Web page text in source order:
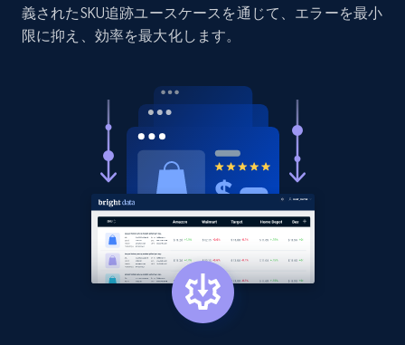
1.9K+ 323+
Etsy - Collect data on products using
specified keywords
URL, Product id, Listing inventory id, Title, Rating,
Reviews count shop, Reviews count item, Initial
price, and more.
323+ 今すぐ始める
義されたSKU追跡ユースケースを通じて、エラーを最小
限に抑え、効率を最大化します。